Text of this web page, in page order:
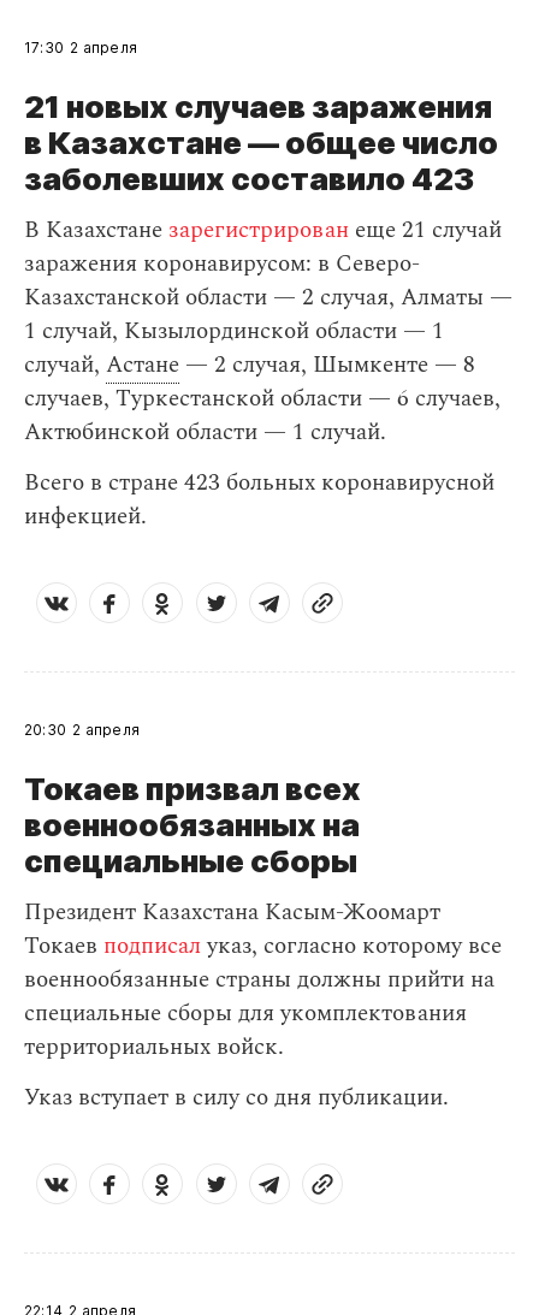
17:30 2 апреля
21 новых случаев заражения
в Казахстане — общее число
заболевших составило 423
В Казахстане зарегистрирован еще 21 случай
заражения коронавирусом: в Северо-
Казахстанской области — 2 случая, Алматы —
1 случай, Кызылординской области — 1
случай, Астане — 2 случая, Шымкенте — 8
случаев, Туркестанской области — 6 случаев,
Актюбинской области — 1 случай.
Всего в стране 423 больных коронавирусной
инфекцией.
20:30 2 апреля
Токаев призвал всех
военнообязанных на
специальные сборы
Президент Казахстана Касым-Жоомарт
Токаев подписалуказ, согласно которому все
военнообязанные страны должны прийти на
специальные сборы для укомплектования
территориальных войск.
Указ вступает в силу со дня публикации.
22:14 2 апреля